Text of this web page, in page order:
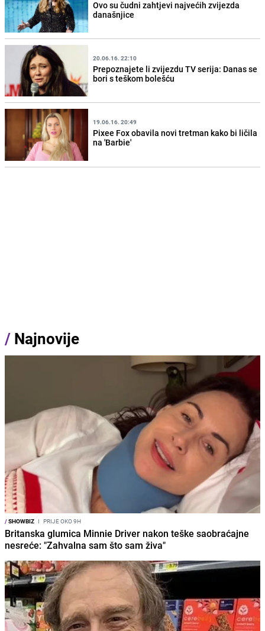
Ovo su čudni zahtjevi najvećih zvijezda
današnjice
20.06.16. 22:10
Prepoznajete li zvijezdu TV serija: Danas se
bori s teškom bolešću
19.06.16. 20:49
Pixee Fox obavila novi tretman kako bi ličila
na 'Barbie'
/ Najnovije
/SHOWBIZ I PRIJE OKO 9H
Britanska glumica Minnie Driver nakon teške saobraćajne
nesreće: "Zahvalna sam što sam živa"